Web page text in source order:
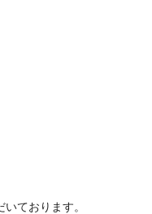
ております。